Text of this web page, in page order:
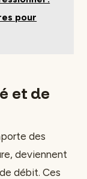
pour
et de
des
deviennent
débit. Ces